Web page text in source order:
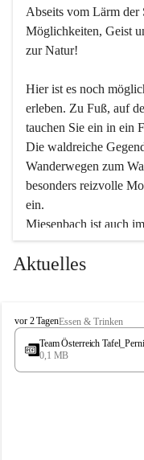
Abseits vom Lärm der
Möglichkeiten, Geist
zur Natur!
Hier ist es noch
erleben. Zu Fuß, auf
tauchen Sie ein in ein
Die waldreiche
Wanderwegen zum
besonders reizvolle
ein.
Miesenbach ist auch
Eisstockschießen gibt
wunderschöne
vielfältige Angebot
Überzeugen Sie sich
in den
Wir kennen
Tradition und
Aktuelles
M
i
s
vor 2 TagenEssen & Trinken
Team Österreich
0,1 MB